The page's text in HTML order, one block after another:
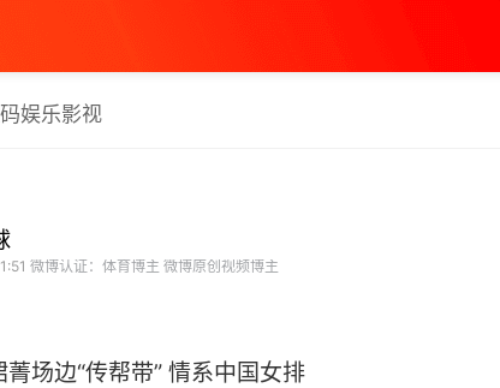
娱乐影视
微博认证：体育博主 微博原创视频博主
场边“传帮带” 情系中国女排